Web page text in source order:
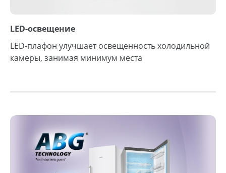
LED-освещение
LED-плафон улучшает освещенность холодильной
камеры, занимая минимум места